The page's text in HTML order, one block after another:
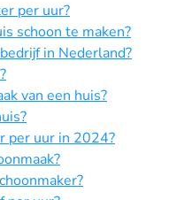
per uur?
schoon te maken?
in Nederland?
van een huis?
per uur in 2024?